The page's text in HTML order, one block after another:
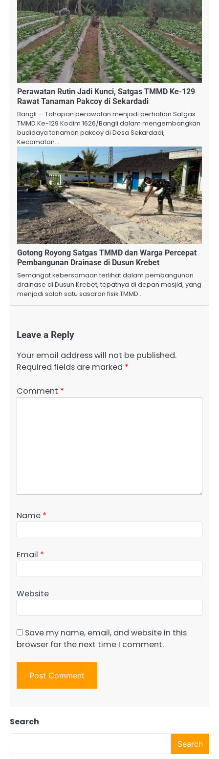
Perawatan Rutin Jadi Kunci, Satgas TMMD Ke-129
Rawat Tanaman Pakcoy di Sekardadi
Bangli — Tahapan perawatan menjadi perhatian Satgas
TMMD Ke-129 Kodim 1626/Bangli dalam mengembangkan
budidaya tanaman pakcoy di Desa Sekardadi,
Kecamatan…
Gotong Royong Satgas TMMD dan Warga Percepat
Pembangunan Drainase di Dusun Krebet
Semangat kebersamaan terlihat dalam pembangunan
drainase di Dusun Krebet, tepatnya di depan masjid, yang
menjadi salah satu sasaran fisik TMMD…
Leave a Reply
Your email address will not be published.
Required fields are marked *
Comment *
Name *
Email *
Website
Save my name, email, and website in this
browser for the next time I comment.
Search
Search